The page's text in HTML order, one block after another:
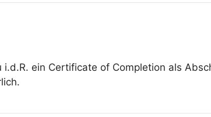
ein Certificate of Completion als